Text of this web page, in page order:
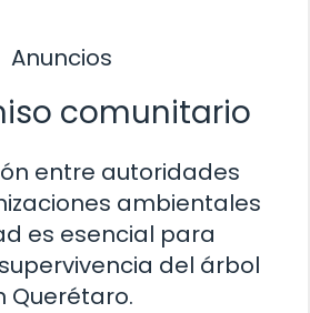
Anuncios
comunitario
entre autoridades
ambientales
es esencial para
del árbol
Querétaro.